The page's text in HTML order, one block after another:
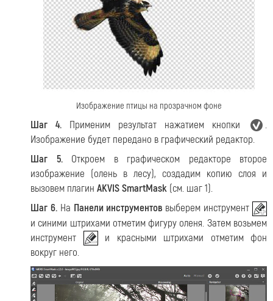
Изображение птицы на прозрачном фоне
Шаг 4. Применим результат нажатием кнопки
.
Изображение будет передано в графический редактор.
Шаг 5.Откроем в графическом редакторе второе
изображение (олень в лесу), создадим копию слоя и
вызовем плагин AKVIS SmartMask (см. шаг 1).
Шаг 6.На Панели инструментов выберем инструмент
и синими штрихами отметим фигуру оленя. Затем возьмем
инструмент
и красными штрихами отметим фон
вокруг него.